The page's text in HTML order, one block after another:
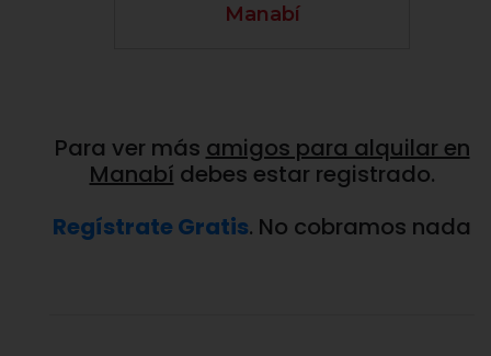
Manabí
Para ver más amigos para alquilar en
Manabí debes estar registrado.
Regístrate Gratis. No cobramos nada